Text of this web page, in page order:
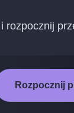
rozpocznij
Rozpocznij